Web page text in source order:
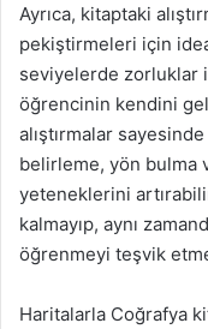
Ayrıca, kitaptaki
pekiştirmeleri için
seviyelerde zorluklar
öğrencinin kendini
alıştırmalar
belirleme, yön bulma
yeteneklerini
kalmayıp, aynı
öğrenmeyi teşvik
Haritalarla Coğrafya